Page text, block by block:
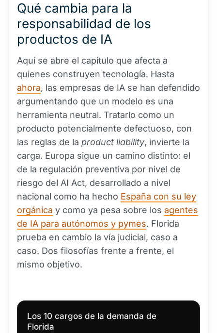
Qué cambia para la
responsabilidad de los
productos de IA
Aquí se abre el capítulo que afecta a
quienes construyen tecnología. Hasta
ahora, las empresas de IA se han defendido
argumentando que un modelo es una
herramienta neutral. Tratarlo como un
producto potencialmente defectuoso, con
las reglas de la product liability, invierte la
carga. Europa sigue un camino distinto: el
de la regulación preventiva por nivel de
riesgo del AI Act, desarrollado a nivel
nacional como ha hecho España con su ley
orgánica y como ya pesa sobre los agentes
de IA para autónomos y pymes. Florida
prueba en cambio la vía judicial, caso a
caso. Dos filosofías frente a frente, el
mismo objetivo.
Los 10 cargos de la demanda de
Florida